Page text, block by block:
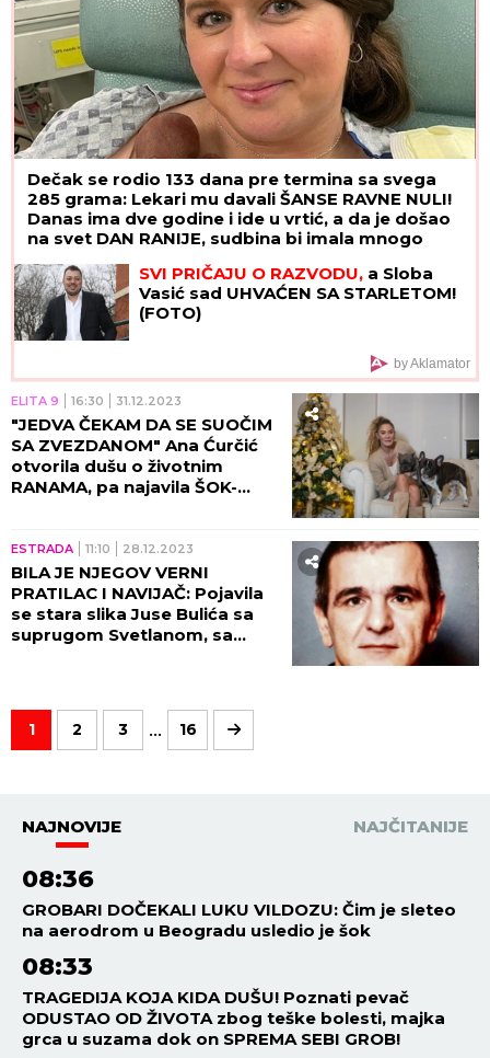
Dečak se rodio 133 dana pre termina sa svega
285 grama: Lekari mu davali ŠANSE RAVNE NULI!
Danas ima dve godine i ide u vrtić, a da je došao
na svet DAN RANIJE, sudbina bi imala mnogo
SVI PRIČAJU O RAZVODU, a Sloba
Vasić sad UHVAĆEN SA STARLETOM!
(FOTO)
by Aklamator
ELITA 9 16:30 31.12.2023
"JEDVA ČEKAM DA SE SUOČIM
SA ZVEZDANOM" Ana Ćurčić
otvorila dušu o životnim
RANAMA, pa najavila ŠOK-
ESTRADA 11:10 28.12.2023
BILA JE NJEGOV VERNI
PRATILAC I NAVIJAČ: Pojavila
se stara slika Juse Bulića sa
suprugom Svetlanom, sa
1 2 3 ... 16
NAJNOVIJE NAJČITANIJE
08:36
GROBARI DOČEKALI LUKU VILDOZU: Čim je sleteo
na aerodrom u Beogradu usledio je šok
08:33
TRAGEDIJA KOJA KIDA DUŠU! Poznati pevač
ODUSTAO OD ŽIVOTA zbog teške bolesti, majka
grca u suzama dok on SPREMA SEBI GROB!